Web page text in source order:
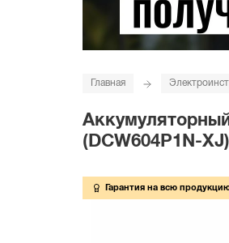
Главная
(DCW604P1N-XJ)
Гарантия на всю